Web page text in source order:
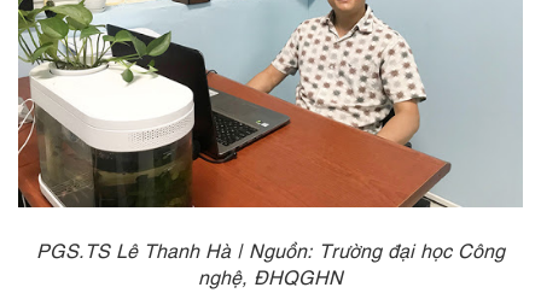
PGS.TS Lê Thanh Hà | Nguồn: Trường đại học Công
nghệ, ĐHQGHN